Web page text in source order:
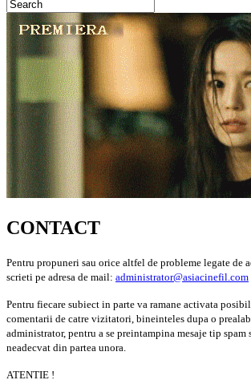
CONTACT
Pentru propuneri sau orice altfel de probleme legate de
scrieti pe adresa de mail: administrator@asiacinefil.com
Pentru fiecare subiect in parte va ramane activata
comentarii de catre vizitatori, bineinteles dupa o
administrator, pentru a se preintampina mesaje tip spam
neadecvat din partea unora.
ATENTIE !